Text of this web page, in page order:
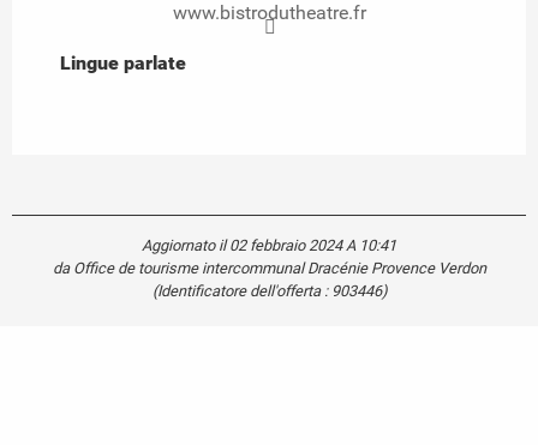
www.bistrodutheatre.fr
Lingue parlate
Lingue parlate
Aggiornato il 02 febbraio 2024 A 10:41
da Office de tourisme intercommunal Dracénie Provence Verdon
(Identificatore dell'offerta : 903446)